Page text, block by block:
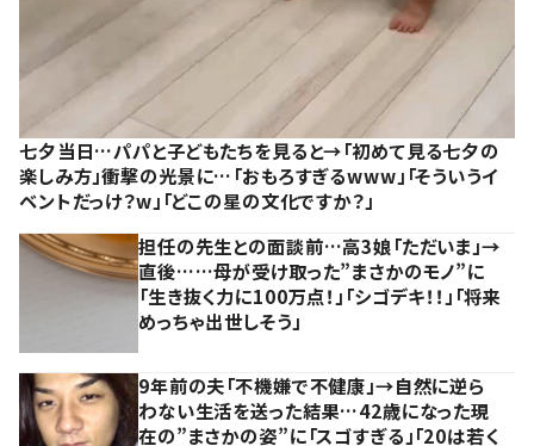
七夕当日…パパと子どもたちを見ると→「初めて見る七夕の
楽しみ方」衝撃の光景に…「おもろすぎるwww」「そういうイ
ベントだっけ？w」「どこの星の文化ですか？」
担任の先生との面談前…高3娘「ただいま」→
直後……母が受け取った”まさかのモノ”に
「生き抜く力に100万点！」「シゴデキ！！」「将来
めっちゃ出世しそう」
9年前の夫「不機嫌で不健康」→自然に逆ら
わない生活を送った結果…42歳になった現
在の”まさかの姿”に「スゴすぎる」「20は若く